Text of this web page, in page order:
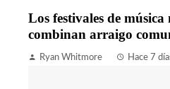
Los festivales de
combinan arraigo
Ryan Whitmore Hace 7